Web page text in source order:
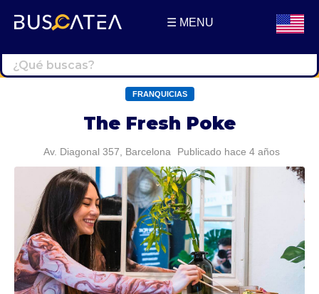
☰ MENU
FRANQUICIAS
The Fresh Poke
Av. Diagonal 357, Barcelona Publicado hace 4 años